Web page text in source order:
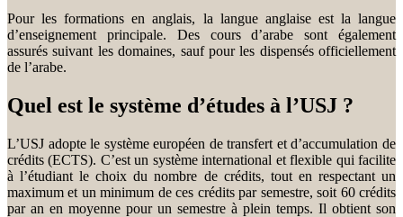
Pour les formations en anglais, la langue anglaise est la langue
d’enseignement principale. Des cours d’arabe sont également
assurés suivant les domaines, sauf pour les dispensés officiellement
de l’arabe.
Quel est le système d’études à l’USJ ?
L’USJ adopte le système européen de transfert et d’accumulation de
crédits (ECTS). C’est un système international et flexible qui facilite
à l’étudiant le choix du nombre de crédits, tout en respectant un
maximum et un minimum de ces crédits par semestre, soit 60 crédits
par an en moyenne pour un semestre à plein temps. Il obtient son